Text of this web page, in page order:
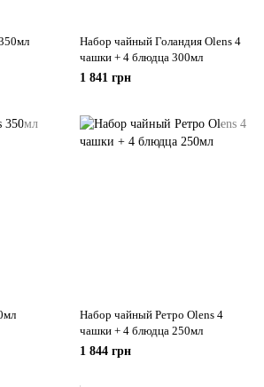
Набор чайный Голандия Olens 4
чашки + 4 блюдца 300мл
1 841 грн
Набор чайный Ретро Olens 4
чашки + 4 блюдца 250мл
1 844 грн